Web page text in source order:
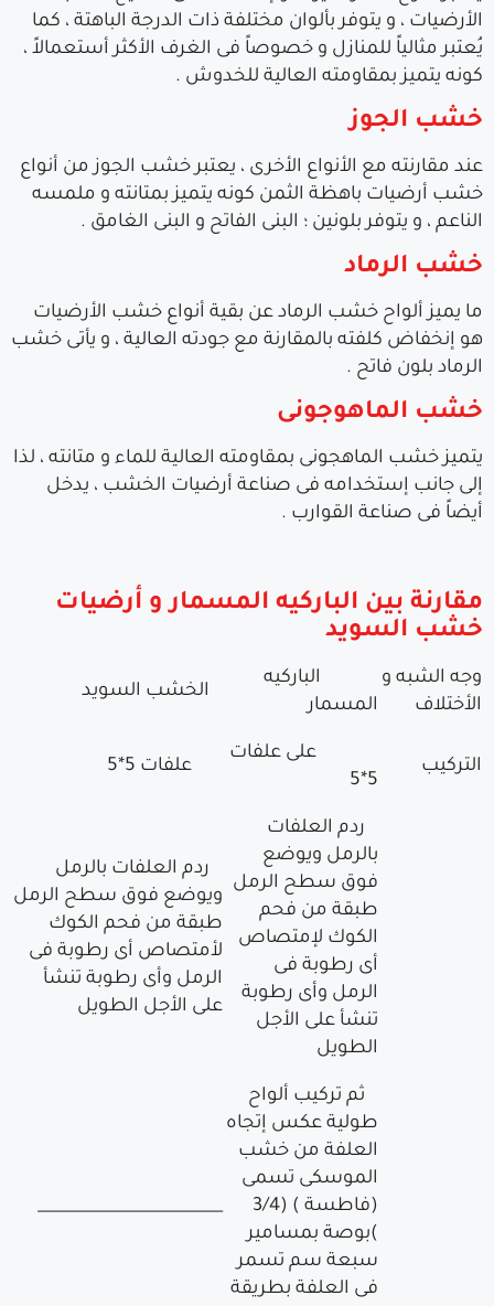
الأرضيات ، و يتوفر بألوان مختلفة ذات الدرجة الباهتة ، كما
يُعتبر مثالياً للمنازل و خصوصاً فى الغرف الأكثر أستعمالاً ،
كونه يتميز بمقاومته العالية للخدوش .
خشب الجوز
عند مقارنته مع الأنواع الأخرى ، يعتبر خشب الجوز من أنواع
خشب أرضيات باهظة الثمن كونه يتميز بمتانته و ملمسه
الناعم ، و يتوفر بلونين ؛ البنى الفاتح و البنى الغامق .
خشب الرماد
ما يميز ألواح خشب الرماد عن بقية أنواع خشب الأرضيات
هو إنخفاض كلفته بالمقارنة مع جودته العالية ، و يأتى خشب
الرماد بلون فاتح .
خشب الماهوجونى
يتميز خشب الماهجونى بمقاومته العالية للماء و متانته ، لذا
إلى جانب إستخدامه فى صناعة أرضيات الخشب ، يدخل
أيضاً فى صناعة القوارب .
مقارنة بين الباركيه المسمار و أرضيات
خشب السويد
وجه الشبه و
الأختلاف
الباركيه
المسمار
الخشب السويد
التركيب
على علفات
5*5
علفات 5*5
ردم العلفات
بالرمل ويوضع
فوق سطح الرمل
طبقة من فحم
الكوك لإمتصاص
أى رطوبة فى
الرمل وأى رطوبة
تنشأ على الأجل
الطويل
ردم العلفات بالرمل
ويوضع فوق سطح الرمل
طبقة من فحم الكوك
لأمتصاص أى رطوبة فى
الرمل وأى رطوبة تنشأ
على الأجل الطويل
ثم تركيب ألواح
طولية عكس إتجاه
العلفة من خشب
الموسكى تسمى
(فاطسة ) (3/4
)بوصة بمسامير
سبعة سم تسمر
فى العلفة بطريقة
________________________